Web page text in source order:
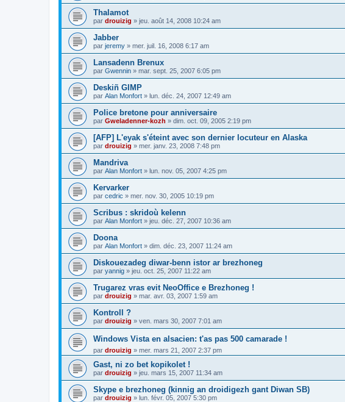
Thalamot
par drouizig » jeu. août 14, 2008 10:24 am
Jabber
par jeremy » mer. juil. 16, 2008 6:17 am
Lansadenn Brenux
par Gwennin » mar. sept. 25, 2007 6:05 pm
Deskiñ GIMP
par Alan Monfort » lun. déc. 24, 2007 12:49 am
Police bretone pour anniversaire
par Gweladenner-kozh » dim. oct. 09, 2005 2:19 pm
[AFP] L'eyak s'éteint avec son dernier locuteur en Alaska
par drouizig » mer. janv. 23, 2008 7:48 pm
Mandriva
par Alan Monfort » lun. nov. 05, 2007 4:25 pm
Kervarker
par cedric » mer. nov. 30, 2005 10:19 pm
Scribus : skridoù kelenn
par Alan Monfort » jeu. déc. 27, 2007 10:36 am
Doona
par Alan Monfort » dim. déc. 23, 2007 11:24 am
Diskouezadeg diwar-benn istor ar brezhoneg
par yannig » jeu. oct. 25, 2007 11:22 am
Trugarez vras evit NeoOffice e Brezhoneg !
par drouizig » mar. avr. 03, 2007 1:59 am
Kontroll ?
par drouizig » ven. mars 30, 2007 7:01 am
Windows Vista en alsacien: t'as pas 500 camarade !
par drouizig » mer. mars 21, 2007 2:37 pm
Gast, ni zo bet kopikolet !
par drouizig » jeu. mars 15, 2007 11:34 am
Skype e brezhoneg (kinnig an droidigezh gant Diwan SB)
par drouizig » lun. févr. 05, 2007 5:30 pm